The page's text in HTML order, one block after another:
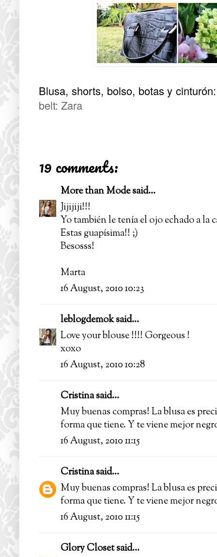
Blusa, shorts, bolso, botas y
belt: Zara
19 comments:
More than Modesaid...
Jijijiji!!!
Yo también le tenía el ojo echado a la
Estas guapísima!! ;)
Besosss!
Marta
16 August, 2010 10:23
leblogdemoksaid...
Love your blouse !!!! Gorgeous !
xoxo
16 August, 2010 10:28
Cristina said...
Muy buenas compras! La blusa es
forma que tiene. Y te viene mejor
16 August, 2010 11:15
Cristinasaid...
Muy buenas compras! La blusa es
forma que tiene. Y te viene mejor
16 August, 2010 11:15
Glory Closetsaid...